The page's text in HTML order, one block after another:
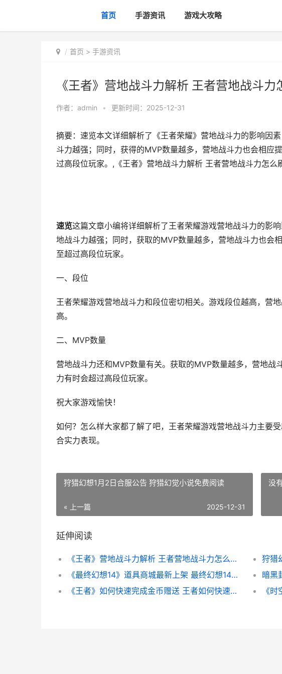
首页 手游资讯 游戏大攻略
首页 > 手游资讯
《王者》营地战斗力解析 王者营地战斗力
作者： admin • 更新时间：2025-12-31
摘要：速览本文详细解析了《王者荣耀》营地战斗力的影响因
斗力越强；同时，获得的MVP数量越多，营地战斗力也会相应
过高段位玩家。,《王者》营地战斗力解析 王者营地战斗力怎么
速览这篇文章小编将详细解析了王者荣耀游戏营地战斗力的影
地战斗力越强；同时，获取的MVP数量越多，营地战斗力也会
至超过高段位玩家。
一、段位
王者荣耀游戏营地战斗力和段位密切相关。游戏段位越高，营
高。
二、MVP数量
营地战斗力还和MVP数量有关。获取的MVP数量越多，营地战
力有时会超过高段位玩家。
祝大家游戏愉快！
如何？怎么样大家都了解了吧，王者荣耀游戏营地战斗力主要
合实力表现。
狩猎幻想1月2日合服公告 狩猎幻觉小说免费阅读
« 上一篇 2025-12-31
没
延伸阅读
《王者》营地战斗力解析 王者营地战斗力怎么刷高
狩猎
《最终幻想14》道具商城最新上架 最终幻想14商城
暗黑
《王者》如何快速完成金币赠送 王者如何快速提升亲密度